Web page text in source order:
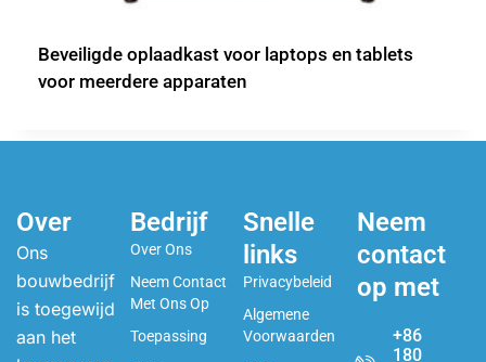
Beveiligde oplaadkast voor laptops en tablets
voor meerdere apparaten
Over
Ons
bouwbedrijf
is toegewijd
aan het
Bedrijf
Over Ons
Neem Contact
Met Ons Op
Toepassing
Snelle
links
Privacybeleid
Algemene
Voorwaarden
Neem
contact
op met
+86
180